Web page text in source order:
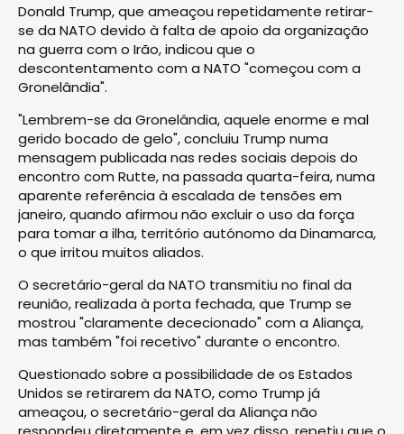
Donald Trump, que ameaçou repetidamente retirar-
se da NATO devido à falta de apoio da organização
na guerra com o Irão, indicou que o
descontentamento com a NATO "começou com a
Gronelândia".
"Lembrem-se da Gronelândia, aquele enorme e mal
gerido bocado de gelo", concluiu Trump numa
mensagem publicada nas redes sociais depois do
encontro com Rutte, na passada quarta-feira, numa
aparente referência à escalada de tensões em
janeiro, quando afirmou não excluir o uso da força
para tomar a ilha, território autónomo da Dinamarca,
o que irritou muitos aliados.
O secretário-geral da NATO transmitiu no final da
reunião, realizada à porta fechada, que Trump se
mostrou "claramente dececionado" com a Aliança,
mas também "foi recetivo" durante o encontro.
Questionado sobre a possibilidade de os Estados
Unidos se retirarem da NATO, como Trump já
ameaçou, o secretário-geral da Aliança não